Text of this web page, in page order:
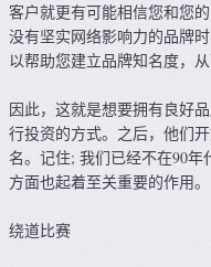
客户就更有可能相信您和您
没有坚实网络影响力的品牌
以帮助您建立品牌知名度，从
因此，这就是想要拥有良好
行投资的方式。之后，他们
名。记住; 我们已经不在90
方面也起着至关重要的作用。
绕道比赛